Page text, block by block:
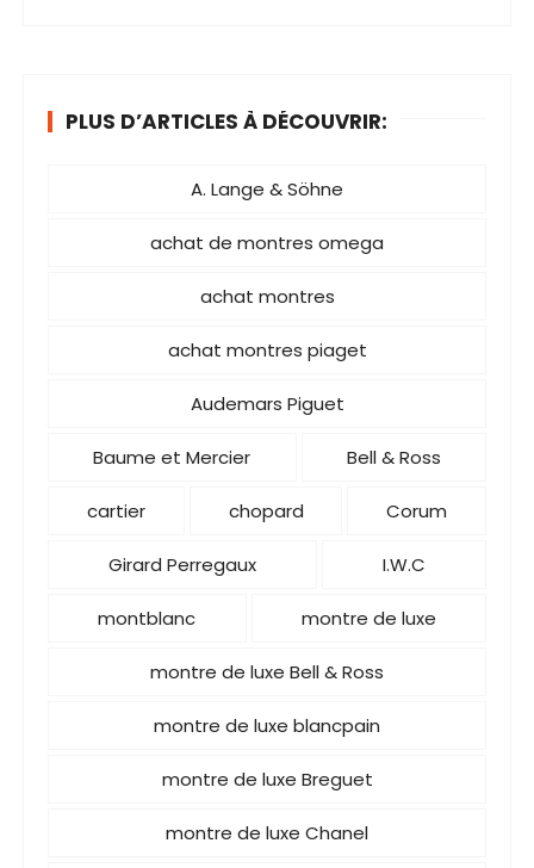
PLUS D’ARTICLES À DÉCOUVRIR:
A. Lange & Söhne
achat de montres omega
achat montres
achat montres piaget
Audemars Piguet
Baume et Mercier Bell & Ross
cartier chopard Corum
Girard Perregaux I.W.C
montblanc montre de luxe
montre de luxe Bell & Ross
montre de luxe blancpain
montre de luxe Breguet
montre de luxe Chanel